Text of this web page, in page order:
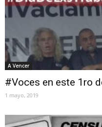
A Vencer
#Voces en este 1ro
1 mayo, 2019